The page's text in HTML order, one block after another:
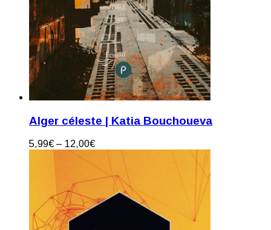
Alger céleste | Katia Bouchoueva
5,99€ – 12,00€